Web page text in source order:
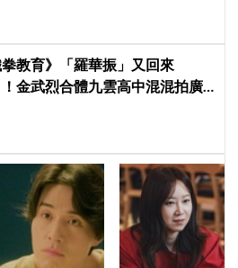
拳教育》「羅華振」又回來
金武烈合體九雲高中混混拍廣